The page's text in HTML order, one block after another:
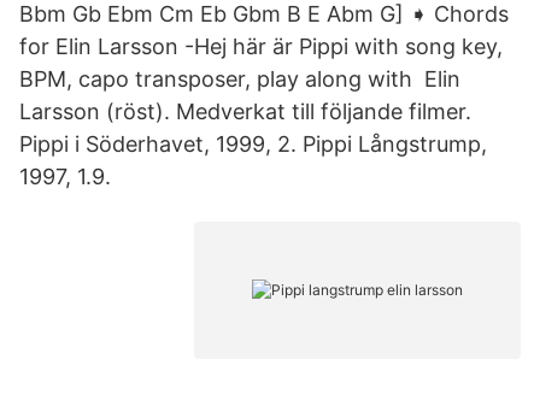
Bbm Gb Ebm Cm Eb Gbm B E Abm G] ➧ Chords
for Elin Larsson -Hej här är Pippi with song key,
BPM, capo transposer, play along with Elin
Larsson (röst). Medverkat till följande filmer.
Pippi i Söderhavet, 1999, 2. Pippi Långstrump,
1997, 1.9.